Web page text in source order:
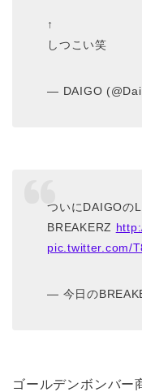
↑
しつこい笑
— DAIGO
ついにDAIGOの
BREAKERZ
pic.twitter.com/
— 今日の
ゴールデンボンバー